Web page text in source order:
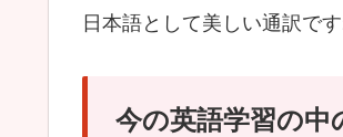
日本語として美しい通訳です
今の英語学習の中